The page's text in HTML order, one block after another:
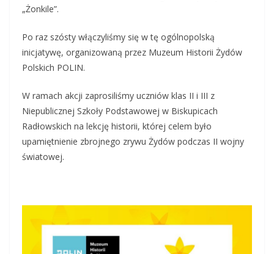
„Żonkile”.
Po raz szósty włączyliśmy się w tę ogólnopolską
inicjatywę, organizowaną przez Muzeum Historii Żydów
Polskich POLIN.
W ramach akcji zaprosiliśmy uczniów klas II i III z
Niepublicznej Szkoły Podstawowej w Biskupicach
Radłowskich na lekcję historii, której celem było
upamiętnienie zbrojnego zrywu Żydów podczas II wojny
światowej.